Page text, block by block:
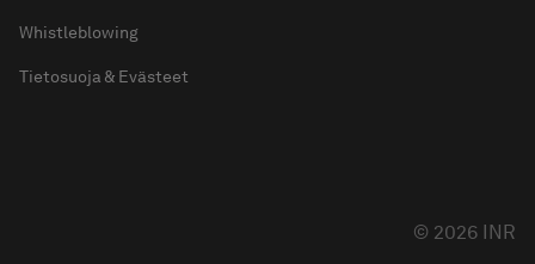
Whistleblowing
Tietosuoja & Evästeet
© 2026 INR